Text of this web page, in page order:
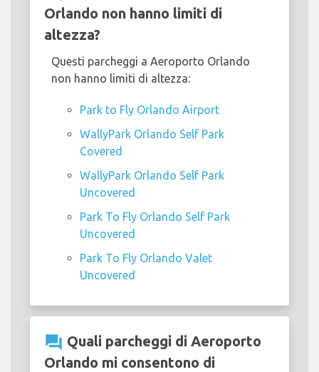
Orlando non hanno limiti di
altezza?
Questi parcheggi a Aeroporto Orlando
non hanno limiti di altezza:
Park to Fly Orlando Airport
WallyPark Orlando Self Park
Covered
WallyPark Orlando Self Park
Uncovered
Park To Fly Orlando Self Park
Uncovered
Park To Fly Orlando Valet
Uncovered
question_answer Quali parcheggi di Aeroporto
Orlando mi consentono di